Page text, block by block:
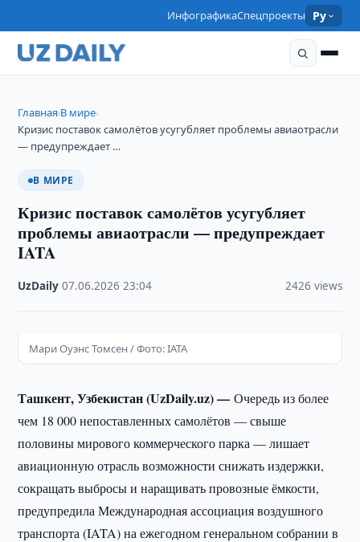
ИнфографикаСпецпроекты Ру
Главная›В мире›
Кризис поставок самолётов усугубляет проблемы авиаотрасли
— предупреждает …
В МИРЕ
Кризис поставок самолётов усугубляет
проблемы авиаотрасли — предупреждает
IATA
UzDaily ·07.06.2026 ·23:04 2426 views
Мари Оуэнс Томсен / Фото: IATA
Ташкент, Узбекистан (UzDaily.uz) —Очередь из более
чем 18 000 непоставленных самолётов — свыше
половины мирового коммерческого парка — лишает
авиационную отрасль возможности снижать издержки,
сокращать выбросы и наращивать провозные ёмкости,
предупредила Международная ассоциация воздушного
транспорта (IATA) на ежегодном генеральном собрании в